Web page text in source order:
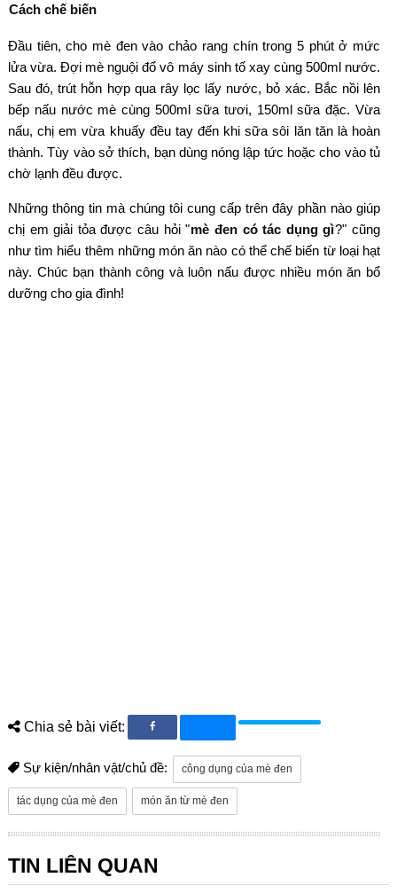
Cách chế biến
Đầu tiên, cho mè đen vào chảo rang chín trong 5 phút ở mức
lửa vừa. Đợi mè nguội đổ vô máy sinh tố xay cùng 500ml nước.
Sau đó, trút hỗn hợp qua rây lọc lấy nước, bỏ xác. Bắc nồi lên
bếp nấu nước mè cùng 500ml sữa tươi, 150ml sữa đặc. Vừa
nấu, chị em vừa khuấy đều tay đến khi sữa sôi lăn tăn là hoàn
thành. Tùy vào sở thích, bạn dùng nóng lập tức hoặc cho vào tủ
chờ lạnh đều được.
Những thông tin mà chúng tôi cung cấp trên đây phần nào giúp
chị em giải tỏa được câu hỏi "mè đen có tác dụng gì?" cũng
như tìm hiểu thêm những món ăn nào có thể chế biến từ loại hạt
này. Chúc bạn thành công và luôn nấu được nhiều món ăn bổ
dưỡng cho gia đình!
Chia sẻ bài viết:
Sự kiện/nhân vật/chủ đề: công dụng của mè đen
tác dụng của mè đen món ăn từ mè đen
TIN LIÊN QUAN